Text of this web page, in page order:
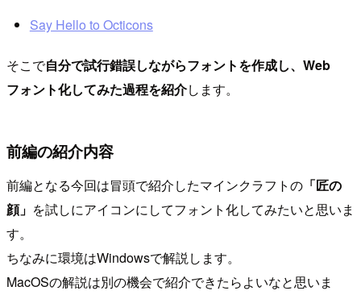
Say Hello to Octicons
そこで自分で試行錯誤しながらフォントを作成し、Web
フォント化してみた過程を紹介します。
前編の紹介内容
前編となる今回は冒頭で紹介したマインクラフトの 「匠の
顔」 を試しにアイコンにしてフォント化してみたいと思いま
す。
ちなみに環境はWindowsで解説します。
MacOSの解説は別の機会で紹介できたらよいなと思いま